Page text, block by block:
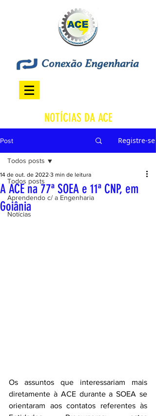
NOTÍCIAS DA ACE
Post Registre-se
Todos posts
Aprendendo c/ a Engenharia
Notícias
Todos posts
A ACE na 77ª SOEA e 11ª CNP, em
Goiânia
14 de out. de 2022 3 min de leitura
Os assuntos que interessariam mais
diretamente à ACE durante a SOEA se
orientaram aos contatos referentes às